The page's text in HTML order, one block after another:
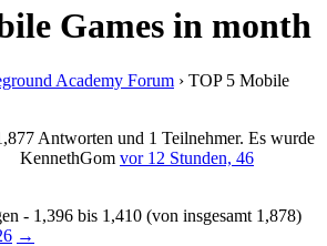
Games in month
Academy Forum › TOP 5 Mobile
Antworten und 1 Teilnehmer. Es wurde
KennethGom vor 12 Stunden, 46
- 1,396 bis 1,410 (von insgesamt 1,878)
→